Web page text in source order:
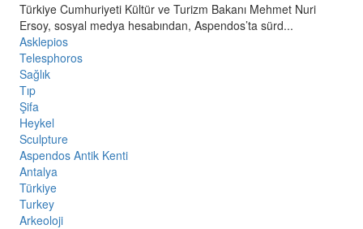
Türkiye Cumhuriyeti Kültür ve Turizm Bakanı Mehmet Nuri
Ersoy, sosyal medya hesabından, Aspendos’ta sürd...
Asklepios
Telesphoros
Sağlık
Tıp
Şifa
Heykel
Sculpture
Aspendos Antik Kenti
Antalya
Türkiye
Turkey
Arkeoloji